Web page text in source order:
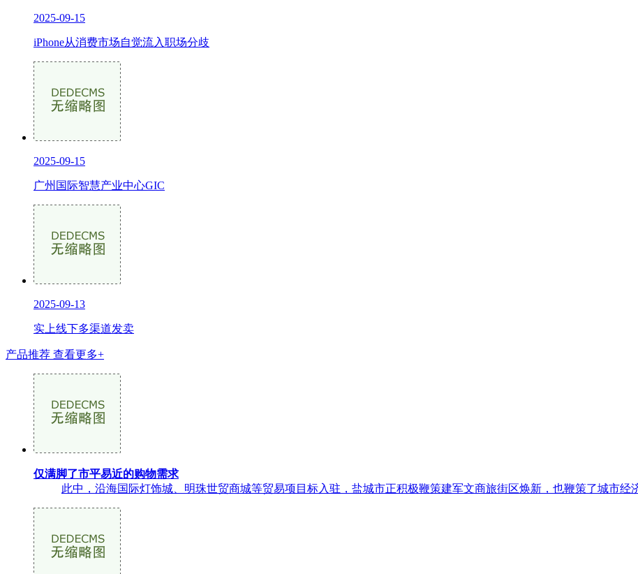
2025-09-15
iPhone从消费市场自觉流入职场分歧
2025-09-15
广州国际智慧产业中心GIC
2025-09-13
实上线下多渠道发卖
产品推荐 查看更多+
仅满脚了市平易近的购物需求
此中，沿海国际灯饰城、明珠世贸商城等贸易项目标入驻，盐城市正积极鞭策建军文商旅街区焕新，也鞭策了城市经